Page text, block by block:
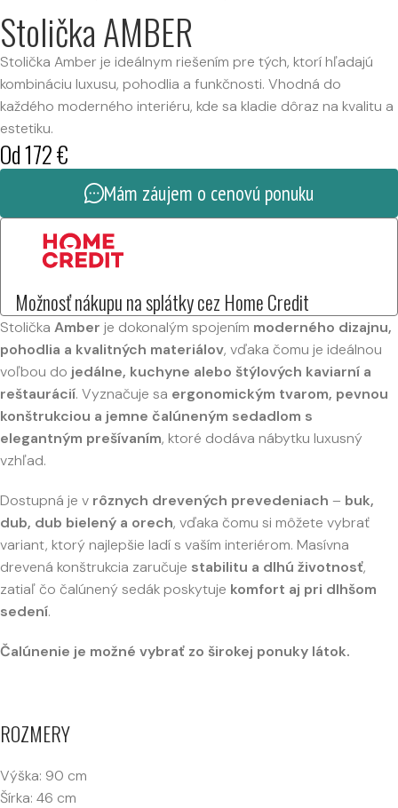
Stolička AMBER
Stolička Amber je ideálnym riešením pre tých, ktorí hľadajú
kombináciu luxusu, pohodlia a funkčnosti. Vhodná do
každého moderného interiéru, kde sa kladie dôraz na kvalitu a
estetiku.
Od172€
Mám záujem o cenovú ponuku
Možnosť nákupu na splátky cez Home Credit
Stolička Amber je dokonalým spojením moderného dizajnu,
pohodlia a kvalitných materiálov, vďaka čomu je ideálnou
voľbou do jedálne, kuchyne alebo štýlových kaviarní a
reštaurácií. Vyznačuje sa ergonomickým tvarom, pevnou
konštrukciou a jemne čalúneným sedadlom s
elegantným prešívaním, ktoré dodáva nábytku luxusný
vzhľad.
Dostupná je v rôznych drevených prevedeniach – buk,
dub, dub bielený a orech, vďaka čomu si môžete vybrať
variant, ktorý najlepšie ladí s vaším interiérom. Masívna
drevená konštrukcia zaručuje stabilitu a dlhú životnosť,
zatiaľ čo čalúnený sedák poskytuje komfort aj pri dlhšom
sedení.
Čalúnenie je možné vybrať zo širokej ponuky látok.
ROZMERY
Výška: 90 cm
Šírka: 46 cm